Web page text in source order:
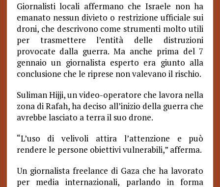
Giornalisti locali affermano che Israele non ha
emanato nessun divieto o restrizione ufficiale sui
droni, che descrivono come strumenti molto utili
per trasmettere l’entità delle distruzioni
provocate dalla guerra. Ma anche prima del 7
gennaio un giornalista esperto era giunto alla
conclusione che le riprese non valevano il rischio.
Suliman Hijji, un video-operatore che lavora nella
zona di Rafah, ha deciso all’inizio della guerra che
avrebbe lasciato a terra il suo drone.
“L’uso di velivoli attira l’attenzione e può
rendere le persone obiettivi vulnerabili,” afferma.
Un giornalista freelance di Gaza che ha lavorato
per media internazionali, parlando in forma